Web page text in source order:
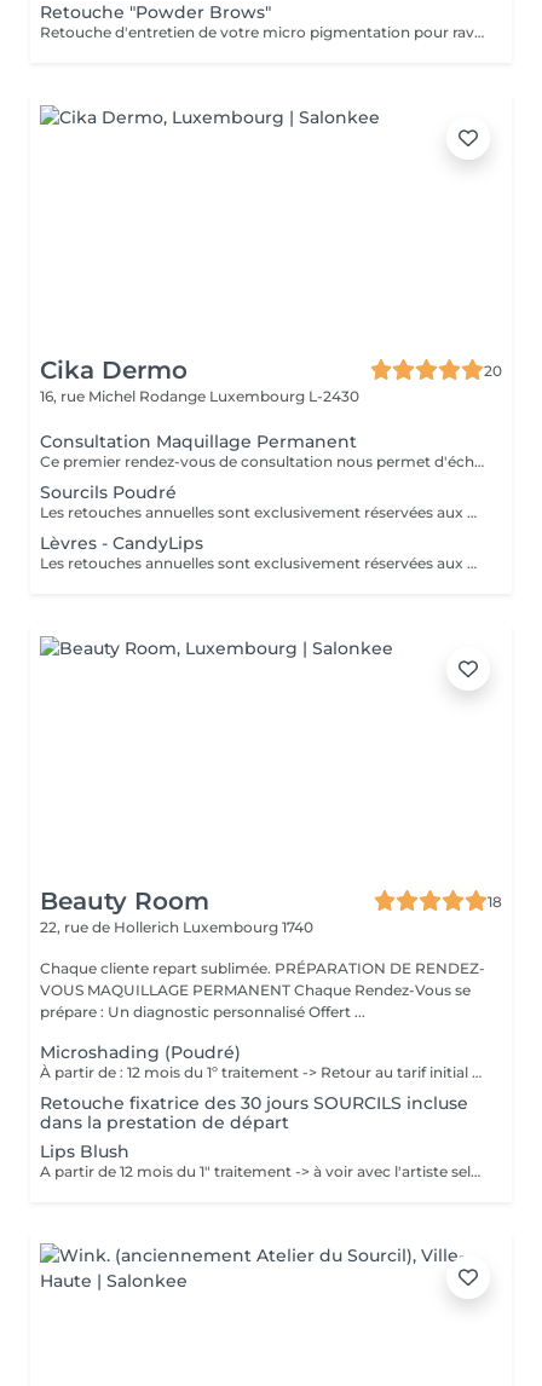
Retouche "Powder Brows"
Retouche d'entretien de votre micro pigmentation pour raviver l'éclat. Au delà des retouches 6 mois et 12 mois, chaque mois supplémentaire sera facturé 10 €.
Cika Dermo
20
16, rue Michel Rodange Luxembourg L-2430
Consultation Maquillage Permanent
Ce premier rendez-vous de consultation nous permet d'échanger ensemble sur vos attentes, vous expliquer en détails nos techniques de maquillage permanent nouvelle génération et réaliser une simulation au crayon.
Sourcils Poudré
Les retouches annuelles sont exclusivement réservées aux clientes ayant fait la création sourcils dans notre centre.
Lèvres - CandyLips
Les retouches annuelles sont exclusivement réservées aux clientes ayant fait la création sourcils dans notre centre.
Beauty Room
18
22, rue de Hollerich Luxembourg 1740
Chaque cliente repart sublimée. PRÉPARATION DE RENDEZ-
VOUS MAQUILLAGE PERMANENT Chaque Rendez-Vous se
prépare : Un diagnostic personnalisé Offert ...
Microshading (Poudré)
À partir de : 12 mois du 1º traitement -> Retour au tarif initial (à voir avec l'artiste selon chaque cas). Chaque cliente repart sublimée: La micropigmentation des sourcils MicroShading est une technique innovante qui permet de recréer des sourcils naturels et réalistes. Nos experts artistiques utilisent des pigments spéciaux pour créer subtilement des micro-points pour les sourcils en MicroShading, donnant l'illusion d'un effet de couleur harmonieuse pour les sourcils avec la technique du MicroShading poudré. Ces méthodes révolutionnaires sont non invasives et offre des résultats impressionnants. Découvrez la micropigmentation MicroShading des sourcils à Luxembourg-gare avec Diana.
Retouche fixatrice des 30 jours SOURCILS incluse
dans la prestation de départ
Lips Blush
A partir de 12 mois du 1" traitement -> à voir avec l'artiste selon chaque cas. Chaque cliente repart sublimée: La micropigmentation des lèvres est une technique innovante qui permet de recréer des lèvres naturelles et réalistes. Nos experts artistiques utilisent des pigments spéciaux pour créer subtilement des micro-points pour les lèvres, donnant l'illusion d'un effet de couleur harmonieuse pour les lèvres avec la technique du MicroShading poudré. Ces méthodes révolutionnaires sont non invasives et offre des résultats impressionnants. Découvrez la micropigmentation des lèvres à Luxembourg-gare avec Diana.